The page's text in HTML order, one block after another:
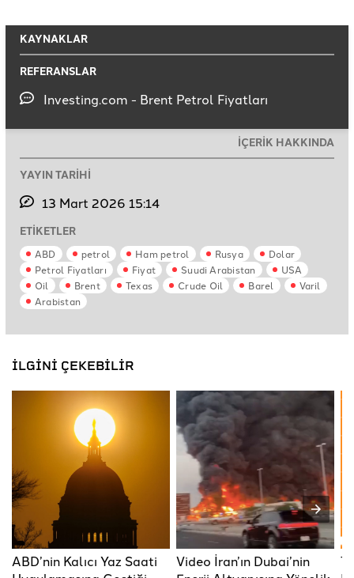
KAYNAKLAR
REFERANSLAR
Investing.com - Brent Petrol Fiyatları
İÇERİK HAKKINDA
YAYIN TARİHİ
13 Mart 2026 15:14
ETİKETLER
ABD petrol Ham petrol Rusya
Dolar
Petrol Fiyatları
Fiyat Suudi Arabistan
USA
Oil
Brent Texas Crude Oil Barel
Varil
Arabistan
İLGİNİ ÇEKEBİLİR
ABD’nin Kalıcı Yaz Saati
Video İran’ın Dubai’nin